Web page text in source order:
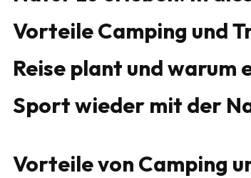
Vorteile Camping und
Reise plant und warum
Sport wieder mit der
Vorteile von Camping